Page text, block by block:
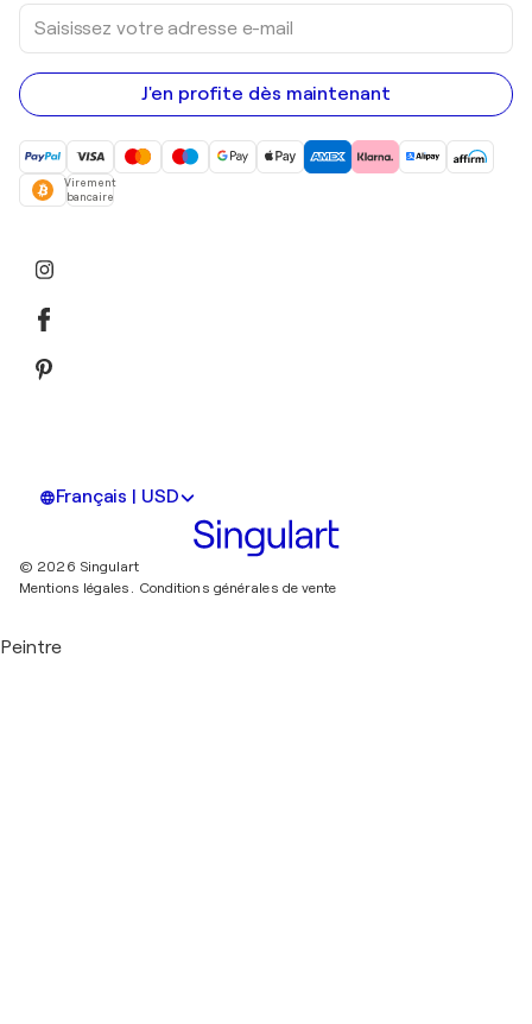
Saisissez
votre
adresse
e-
mail
J'en profite dès maintenant
Virement
bancaire
Français | USD
© 2026 Singulart
Mentions légales. Conditions générales de vente
Peintre